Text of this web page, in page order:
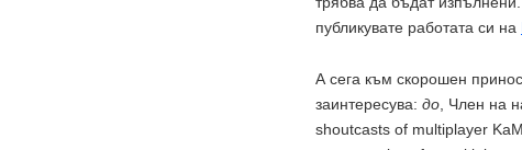
публикувате работата си на
А сега към скорошен
заинтересува: до , Член на
shoutcasts of multiplayer